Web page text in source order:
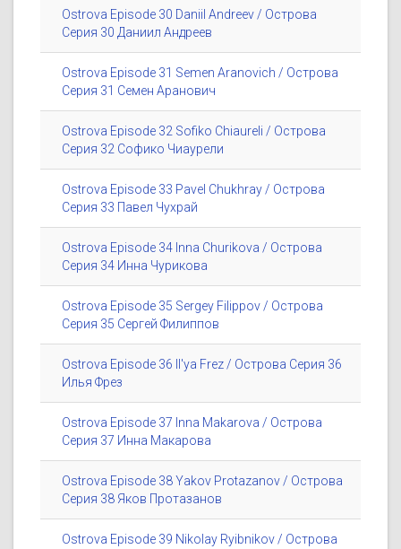
Ostrova Episode 30 Daniil Andreev / Острова
Серия 30 Даниил Андреев
Ostrova Episode 31 Semen Aranovich / Острова
Серия 31 Семен Аранович
Ostrova Episode 32 Sofiko Chiaureli / Острова
Серия 32 Софико Чиаурели
Ostrova Episode 33 Pavel Chukhray / Острова
Серия 33 Павел Чухрай
Ostrova Episode 34 Inna Churikova / Острова
Серия 34 Инна Чурикова
Ostrova Episode 35 Sergey Filippov / Острова
Серия 35 Сергей Филиппов
Ostrova Episode 36 Il'ya Frez / Острова Серия 36
Илья Фрез
Ostrova Episode 37 Inna Makarova / Острова
Серия 37 Инна Макарова
Ostrova Episode 38 Yakov Protazanov / Острова
Серия 38 Яков Протазанов
Ostrova Episode 39 Nikolay Ryibnikov / Острова